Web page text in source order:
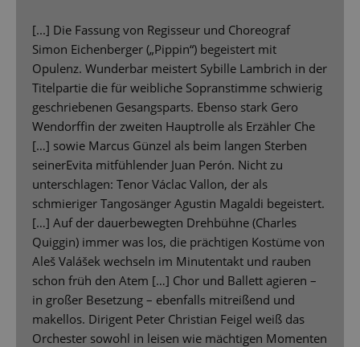
[...] Die Fassung von Regisseur und Choreograf
Simon Eichenberger („Pippin“) begeistert mit
Opulenz. Wunderbar meistert Sybille Lambrich in der
Titelpartie die für weibliche Sopranstimme schwierig
geschriebenen Gesangsparts. Ebenso stark Gero
Wendorffin der zweiten Hauptrolle als Erzähler Che
[…] sowie Marcus Günzel als beim langen Sterben
seinerEvita mitfühlender Juan Perón. Nicht zu
unterschlagen: Tenor Václac Vallon, der als
schmieriger Tangosänger Agustin Magaldi begeistert.
[…] Auf der dauerbewegten Drehbühne (Charles
Quiggin) immer was los, die prächtigen Kostüme von
Aleš Valášek wechseln im Minutentakt und rauben
schon früh den Atem […] Chor und Ballett agieren –
in großer Besetzung – ebenfalls mitreißend und
makellos. Dirigent Peter Christian Feigel weiß das
Orchester sowohl in leisen wie mächtigen Momenten